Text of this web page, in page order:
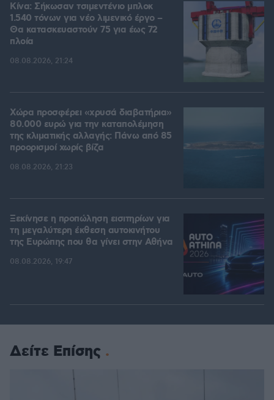
Κίνα: Σήκωσαν τσιμεντένιο μπλοκ
1.540 τόνων για νέο λιμενικό έργο –
Θα κατασκευαστούν 75 για έως 72
πλοία
08.08.2026, 21:24
Χώρα προσφέρει «χρυσά διαβατήρια»
80.000 ευρώ για την καταπολέμηση
της κλιματικής αλλαγής: Πάνω από 85
προορισμοί χωρίς βίζα
08.08.2026, 21:23
Ξεκίνησε η προπώληση εισιτηρίων για
τη μεγαλύτερη έκθεση αυτοκινήτου
της Ευρώπης που θα γίνει στην Αθήνα
08.08.2026, 19:47
Δείτε Επίσης